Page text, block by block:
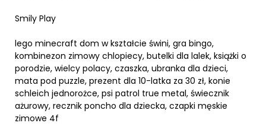
Smily Play
lego minecraft dom w kształcie świni, gra bingo,
kombinezon zimowy chlopiecy, butelki dla lalek, książki o
porodzie, wielcy polacy, czaszka, ubranka dla dzieci,
mata pod puzzle, prezent dla 10-latka za 30 zł, konie
schleich jednorożce, psi patrol true metal, świecznik
ażurowy, recznik poncho dla dziecka, czapki męskie
zimowe 4f